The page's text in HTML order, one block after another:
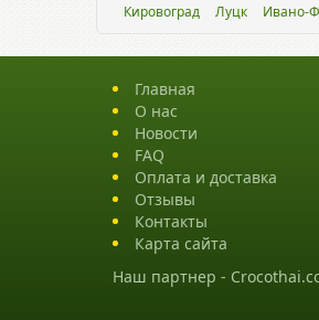
Кировоград
Луцк Ивано-
Главная
О нас
Новости
FAQ
Оплата и доставка
Отзывы
Контакты
Карта сайта
Наш партнер -